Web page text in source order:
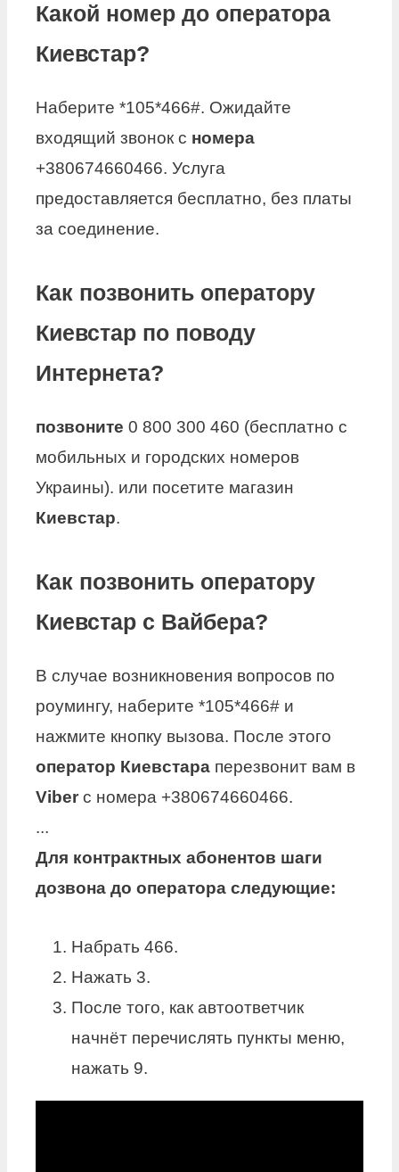
Какой номер до оператора
Киевстар?
Наберите *105*466#. Ожидайте
входящий звонок с номера
+380674660466. Услуга
предоставляется бесплатно, без платы
за соединение.
Как позвонить оператору
Киевстар по поводу
Интернета?
позвоните 0 800 300 460 (бесплатно с
мобильных и городских номеров
Украины). или посетите магазин
Киевстар.
Как позвонить оператору
Киевстар с Вайбера?
В случае возникновения вопросов по
роумингу, наберите *105*466# и
нажмите кнопку вызова. После этого
оператор Киевстара перезвонит вам в
Viber с номера +380674660466.
...
Для контрактных абонентов шаги
дозвона до оператора следующие:
Набрать 466.
Нажать 3.
После того, как автоответчик
начнёт перечислять пункты меню,
нажать 9.